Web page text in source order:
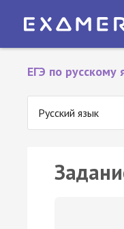
ЕГЭ по русскому
Русский язык